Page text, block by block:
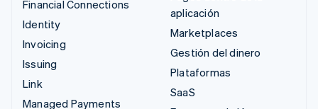
Financial Connections
Identity
Invoicing
Issuing
Link
Managed Payments
aplicación
Marketplaces
Gestión del dinero
Plataformas
SaaS